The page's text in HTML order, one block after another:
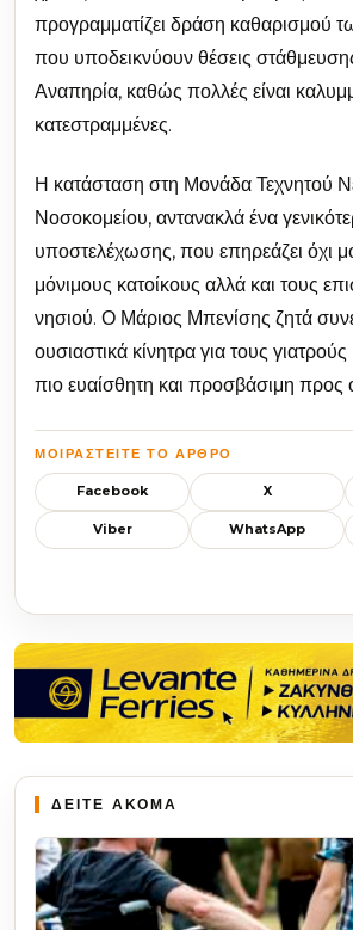
προγραμματίζει δράση καθαρισμού
που υποδεικνύουν θέσεις
Αναπηρία, καθώς πολλές είναι
κατεστραμμένες.
Η κατάσταση στη Μονάδα Τεχνητού
Νοσοκομείου, αντανακλά ένα
υποστελέχωσης, που επηρεάζει όχι
μόνιμους κατοίκους αλλά και τους
νησιού. Ο Μάριος Μπενίσης ζητά
ουσιαστικά κίνητρα για τους γιατρούς
πιο ευαίσθητη και προσβάσιμη προς
ΜΟΙΡΑΣΤΕΊΤΕ ΤΟ ΆΡΘΡΟ
Facebook X
Viber WhatsApp
ΔΕΙΤΕ ΑΚΟΜΑ